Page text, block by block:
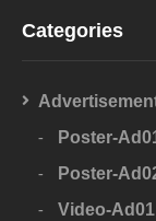
Categories
Poster-
Poster-
Video-Ad01